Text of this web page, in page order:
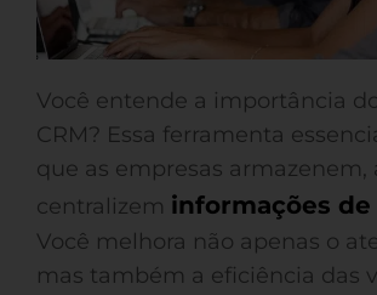
Você entende a importância
CRM? Essa ferramenta
que as empresas armazenem,
centralizem informações
Você melhora não apenas o
mas também a eficiência das